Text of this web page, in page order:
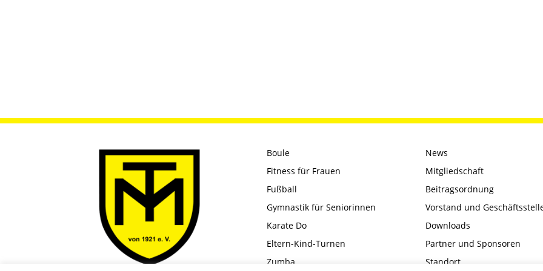
Boule
Fitness für Frauen
Fußball
Gymnastik für Seniorinnen
Karate Do
Eltern-Kind-Turnen
Zumba
News
Mitgliedschaft
Beitragsordnung
Vorstand und
Downloads
Partner und Sponsoren
Standort